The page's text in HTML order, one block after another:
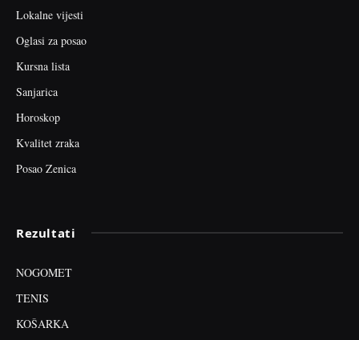
Lokalne vijesti
Oglasi za posao
Kursna lista
Sanjarica
Horoskop
Kvalitet zraka
Posao Zenica
Rezultati
NOGOMET
TENIS
KOŠARKA